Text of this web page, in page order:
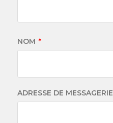
NOM *
ADRESSE DE MESSAGERIE